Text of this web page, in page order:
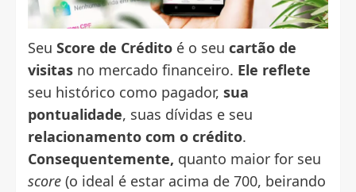
Seu Score de Crédito é o seu cartão de
visitas no mercado financeiro. Ele reflete
seu histórico como pagador, sua
pontualidade, suas dívidas e seu
relacionamento com o crédito.
Consequentemente, quanto maior for seu
score (o ideal é estar acima de 700, beirando